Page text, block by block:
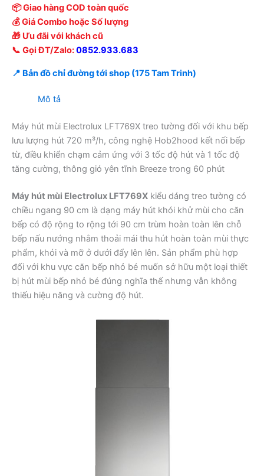
📦 Giao hàng COD toàn quốc
💰 Giá Combo hoặc Số lượng
🎁 Ưu đãi với khách cũ
📞 Gọi ĐT/Zalo:0852.933.683
📍 Bản đồ chỉ đường tới shop (175 Tam Trinh)
Mô tả
Máy hút mùi Electrolux LFT769X treo tường đối với khu bếp
lưu lượng hút 720 m³/h, công nghệ Hob2hood kết nối bếp
từ, điều khiển chạm cảm ứng với 3 tốc độ hút và 1 tốc độ
tăng cường, thông gió yên tĩnh Breeze trong 60 phút
Máy hút mùi Electrolux LFT769X kiểu dáng treo tường có
chiều ngang 90 cm là dạng máy hút khói khử mùi cho căn
bếp có độ rộng to rộng tới 90 cm trùm hoàn toàn lên chỗ
bếp nấu nướng nhằm thoải mái thu hút hoàn toàn mùi thực
phẩm, khói và mỡ ở dưới đẩy lên lên. Sản phẩm phù hợp
đối với khu vực căn bếp nhỏ bé muốn sở hữu một loại thiết
bị hút mùi bếp nhỏ bé đúng nghĩa thế nhưng vẫn không
thiếu hiệu năng và cường độ hút.